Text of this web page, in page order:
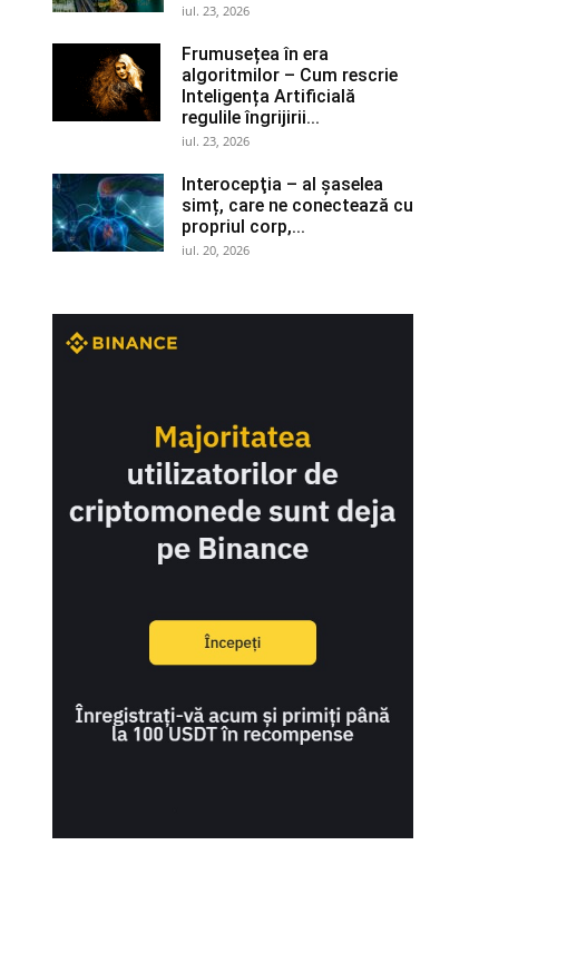
iul. 23, 2026
Frumusețea în era
algoritmilor – Cum rescrie
Inteligența Artificială
regulile îngrijirii...
iul. 23, 2026
Interocepţia – al șaselea
simț, care ne conectează cu
propriul corp,...
iul. 20, 2026